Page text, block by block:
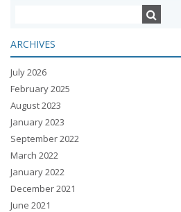
ARCHIVES
July 2026
February 2025
August 2023
January 2023
September 2022
March 2022
January 2022
December 2021
June 2021